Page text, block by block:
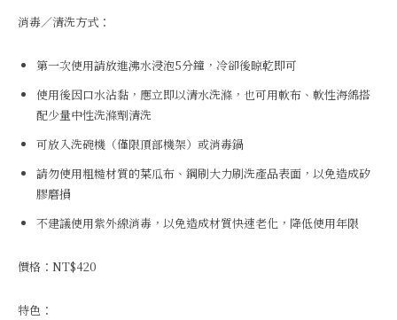
消毒／清洗方式：
第一次使用請放進沸水浸泡5分鐘，冷卻後晾乾即可
使用後因口水沾黏，應立即以清水洗滌，也可用軟布、軟性海綿搭
配少量中性洗滌劑清洗
可放入洗碗機（僅限頂部機架）或消毒鍋
請勿使用粗糙材質的菜瓜布、鋼刷大力刷洗產品表面，以免造成矽
膠磨損
不建議使用紫外線消毒，以免造成材質快速老化，降低使用年限
價格：NT$420
特色：